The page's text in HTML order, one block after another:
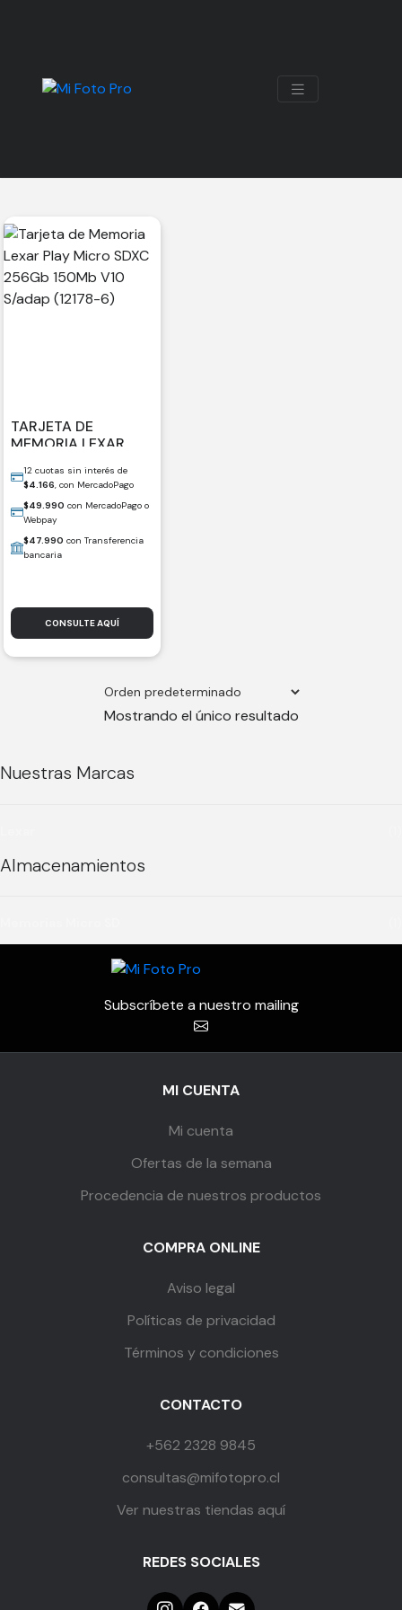
TARJETA DE
MEMORIA LEXAR
256GB 150MB V10
S/ADAP (12178-6)
12 cuotas sin interés de
$4.166, con MercadoPago
$49.990 con MercadoPago o
Webpay
$47.990 con Transferencia
bancaria
CONSULTE AQUÍ
Mostrando el único resultado
Nuestras Marcas
Almacenamientos
Subscríbete a nuestro mailing
MI CUENTA
Mi cuenta
Ofertas de la semana
Procedencia de nuestros productos
COMPRA ONLINE
Aviso legal
Políticas de privacidad
Términos y condiciones
CONTACTO
+562 2328 9845
consultas@mifotopro.cl
Ver nuestras tiendas aquí
REDES SOCIALES